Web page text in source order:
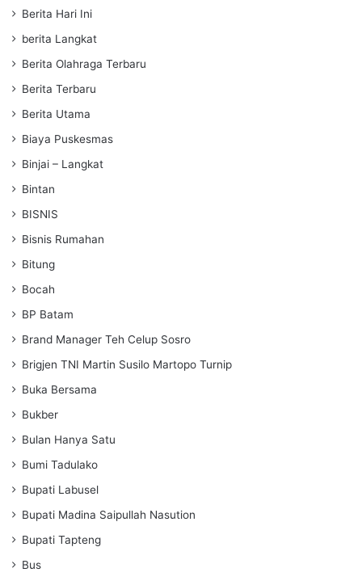
Berita Hari Ini
berita Langkat
Berita Olahraga Terbaru
Berita Terbaru
Berita Utama
Biaya Puskesmas
Binjai – Langkat
Bintan
BISNIS
Bisnis Rumahan
Bitung
Bocah
BP Batam
Brand Manager Teh Celup Sosro
Brigjen TNI Martin Susilo Martopo Turnip
Buka Bersama
Bukber
Bulan Hanya Satu
Bumi Tadulako
Bupati Labusel
Bupati Madina Saipullah Nasution
Bupati Tapteng
Bus